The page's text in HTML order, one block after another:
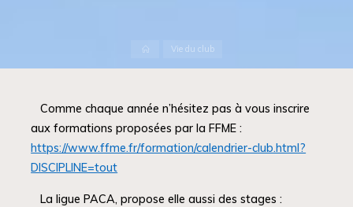
AccueilVie du club
Comme chaque année n’hésitez pas à vous inscrire
aux formations proposées par la FFME :
https://www.ffme.fr/formation/calendrier-club.html?
DISCIPLINE=tout
La ligue PACA, propose elle aussi des stages :